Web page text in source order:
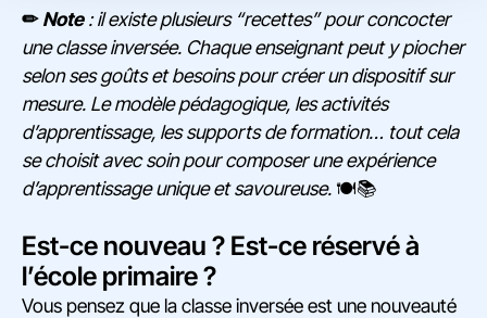
✏Note: il existe plusieurs “recettes” pour concocter
une classe inversée. Chaque enseignant peut y piocher
selon ses goûts et besoins pour créer un dispositif sur
mesure. Le modèle pédagogique, les activités
d’apprentissage, les supports de formation… tout cela
se choisit avec soin pour composer une expérience
d’apprentissage unique et savoureuse. 🍽️📚
Est-ce nouveau ? Est-ce réservé à
l’école primaire ?
Vous pensez que la classe inversée est une nouveauté